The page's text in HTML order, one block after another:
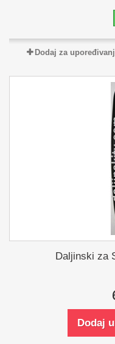
Dodaj za
Daljinski za
Dodaj